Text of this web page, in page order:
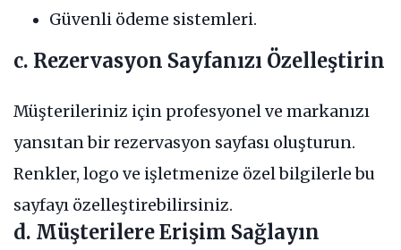
Güvenli ödeme sistemleri.
c. Rezervasyon Sayfanızı Özelleştirin
Müşterileriniz için profesyonel ve markanızı
yansıtan bir rezervasyon sayfası oluşturun.
Renkler, logo ve işletmenize özel bilgilerle bu
sayfayı özelleştirebilirsiniz.
d. Müşterilere Erişim Sağlayın